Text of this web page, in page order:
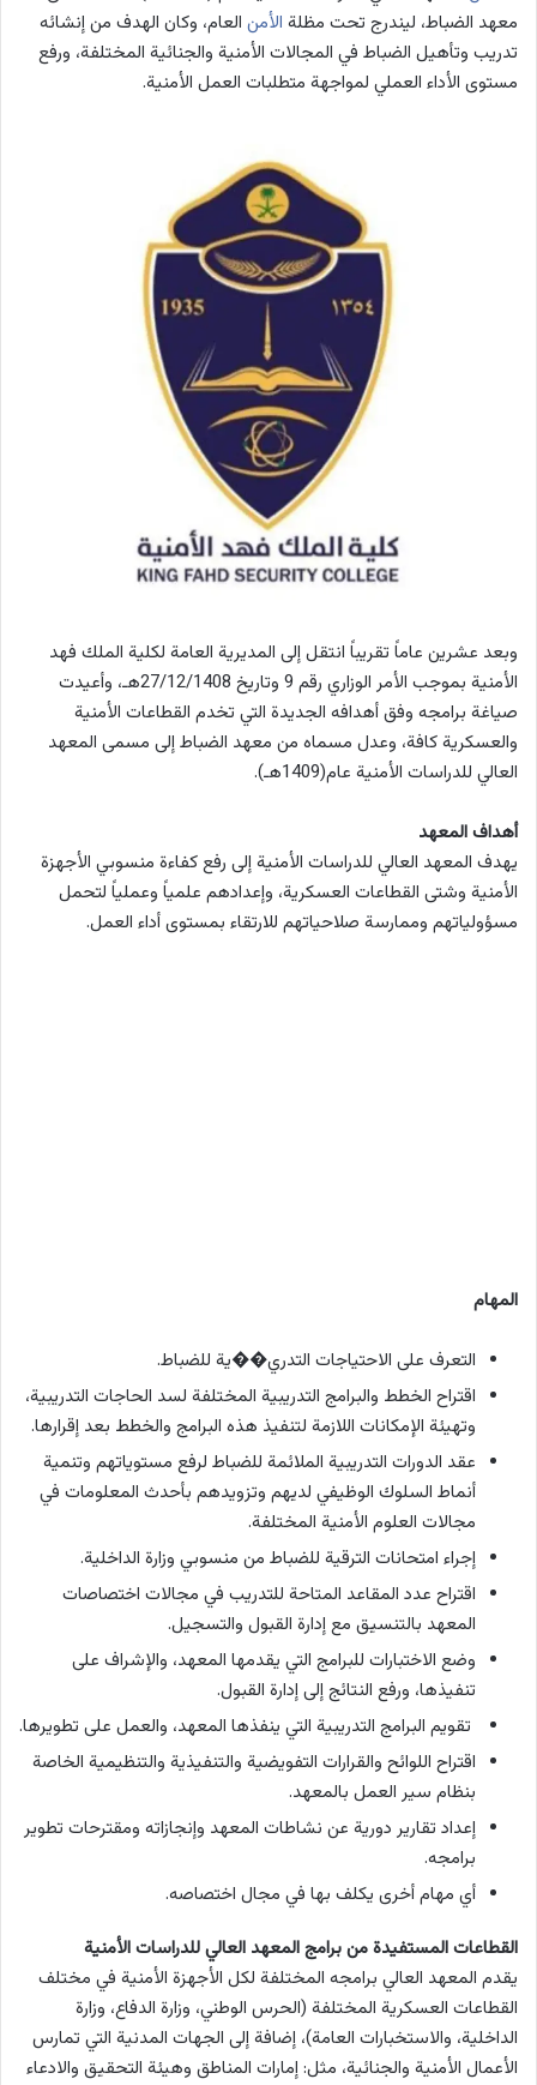
معهد الضباط، ليندرج تحت مظلة الأمن العام، وكان الهدف من إنشائه
تدريب وتأهيل الضباط في المجالات الأمنية والجنائية المختلفة، ورفع
مستوى الأداء العملي لمواجهة متطلبات العمل الأمنية.
وبعد عشرين عاماً تقريباً انتقل إلى المديرية العامة لكلية الملك فهد
الأمنية بموجب الأمر الوزاري رقم 9 وتاريخ 27/12/1408هـ، وأعيدت
صياغة برامجه وفق أهدافه الجديدة التي تخدم القطاعات الأمنية
والعسكرية كافة، وعدل مسماه من معهد الضباط إلى مسمى المعهد
العالي للدراسات الأمنية عام(1409هـ).
أهداف المعهد
يهدف المعهد العالي للدراسات الأمنية إلى رفع كفاءة منسوبي الأجهزة
الأمنية وشتى القطاعات العسكرية، وإعدادهم علمياً وعملياً لتحمل
مسؤولياتهم وممارسة صلاحياتهم للارتقاء بمستوى أداء العمل.
المهام
التعرف على الاحتياجات التدري��ية للضباط.
اقتراح الخطط والبرامج التدريبية المختلفة لسد الحاجات التدريبية،
وتهيئة الإمكانات اللازمة لتنفيذ هذه البرامج والخطط بعد إقرارها.
عقد الدورات التدريبية الملائمة للضباط لرفع مستوياتهم وتنمية
أنماط السلوك الوظيفي لديهم وتزويدهم بأحدث المعلومات في
مجالات العلوم الأمنية المختلفة.
إجراء امتحانات الترقية للضباط من منسوبي وزارة الداخلية.
اقتراح عدد المقاعد المتاحة للتدريب في مجالات اختصاصات
المعهد بالتنسيق مع إدارة القبول والتسجيل.
وضع الاختبارات للبرامج التي يقدمها المعهد، والإشراف على
تنفيذها، ورفع النتائج إلى إدارة القبول.
تقويم البرامج التدريبية التي ينفذها المعهد، والعمل على تطويرها.
اقتراح اللوائح والقرارات التفويضية والتنفيذية والتنظيمية الخاصة
بنظام سير العمل بالمعهد.
إعداد تقارير دورية عن نشاطات المعهد وإنجازاته ومقترحات تطوير
برامجه.
أي مهام أخرى يكلف بها في مجال اختصاصه.
القطاعات المستفيدة من برامج المعهد العالي للدراسات الأمنية
يقدم المعهد العالي برامجه المختلفة لكل الأجهزة الأمنية في مختلف
القطاعات العسكرية المختلفة (الحرس الوطني، وزارة الدفاع، وزارة
الداخلية، والاستخبارات العامة)، إضافة إلى الجهات المدنية التي تمارس
الأعمال الأمنية والجنائية، مثل: إمارات المناطق وهيئة التحقيق والادعاء